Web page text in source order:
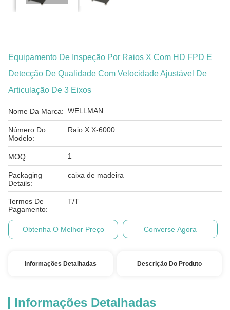
Equipamento De Inspeção Por Raios X Com HD FPD E
Detecção De Qualidade Com Velocidade Ajustável De
Articulação De 3 Eixos
Nome Da Marca: WELLMAN
Número Do
Modelo:
Raio X X-6000
MOQ: 1
Packaging
Details:
caixa de madeira
Termos De
Pagamento:
T/T
Obtenha O Melhor Preço Converse Agora
Informações Detalhadas Descrição Do Produto
Informações Detalhadas